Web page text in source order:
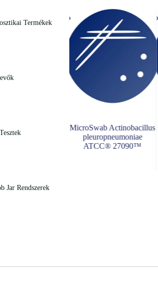
WDCM
MicroSwab Actinobacillus
pleuropneumoniae
ATCC® 27090™
Termékek
Jar Rendszerek